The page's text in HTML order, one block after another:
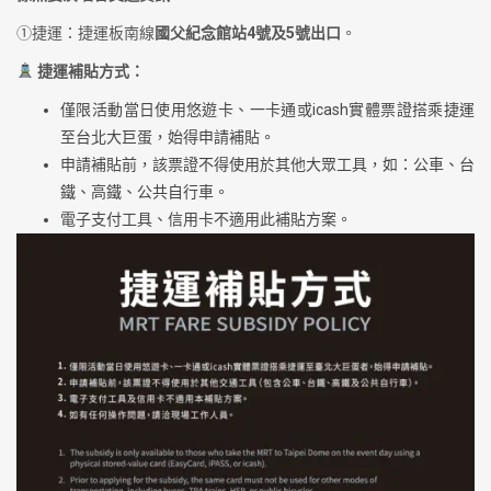
①捷運：捷運板南線國父紀念館站4號及5號出口 。
捷運補貼方式：
僅限活動當日使用悠遊卡、一卡通或icash實體票證搭乘捷運
至台北大巨蛋，始得申請補貼。
申請補貼前，該票證不得使用於其他大眾工具，如：公車、台
鐵、高鐵、公共自行車。
電子支付工具、信用卡不適用此補貼方案。